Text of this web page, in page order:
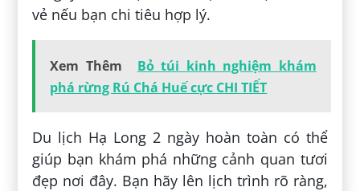
vẻ nếu bạn chi tiêu hợp lý.
Xem Thêm
Bỏ túi kinh nghiệm khám
phá rừng Rú Chá Huế cực CHI TIẾT
Du lịch Hạ Long 2 ngày hoàn toàn có thể
giúp bạn khám phá những cảnh quan tươi
đẹp nơi đây. Bạn hãy lên lịch trình rõ ràng,